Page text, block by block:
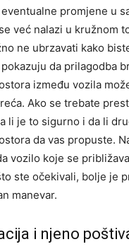
promjene u
već nalazi u kružnom
ne ubrzavati kako
da prilagodba
između vozila
Ako se trebate
li je to sigurno i da li
da vas propuste.
vozilo koje se
ste očekivali, bolje je
manevar.
i njeno